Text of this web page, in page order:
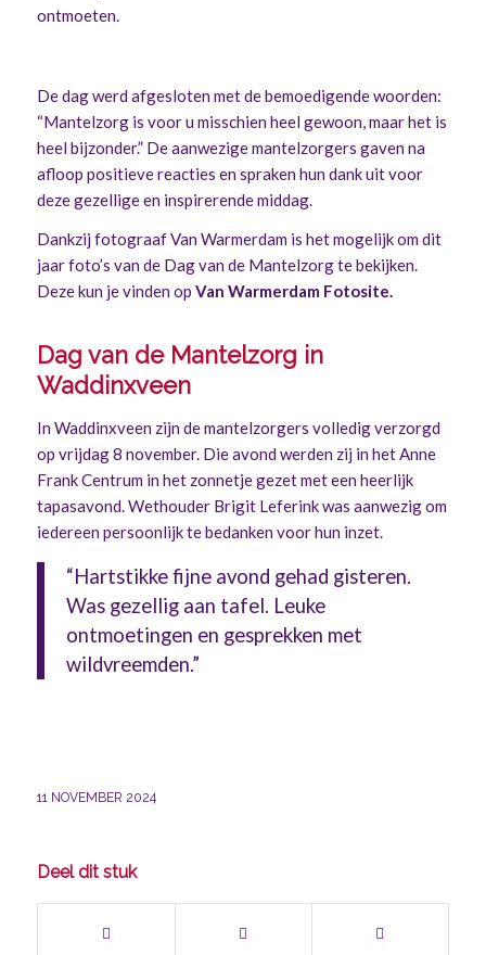
ontmoeten.
De dag werd afgesloten met de bemoedigende woorden:
“Mantelzorg is voor u misschien heel gewoon, maar het is
heel bijzonder.” De aanwezige mantelzorgers gaven na
afloop positieve reacties en spraken hun dank uit voor
deze gezellige en inspirerende middag.
Dankzij fotograaf Van Warmerdam is het mogelijk om dit
jaar foto’s van de Dag van de Mantelzorg te bekijken.
Deze kun je vinden op Van Warmerdam Fotosite.
Dag van de Mantelzorg in
Waddinxveen
In Waddinxveen zijn de mantelzorgers volledig verzorgd
op vrijdag 8 november. Die avond werden zij in het Anne
Frank Centrum in het zonnetje gezet met een heerlijk
tapasavond. Wethouder Brigit Leferink was aanwezig om
iedereen persoonlijk te bedanken voor hun inzet.
“Hartstikke fijne avond gehad gisteren.
Was gezellig aan tafel. Leuke
ontmoetingen en gesprekken met
wildvreemden.”
11 NOVEMBER 2024
Deel dit stuk